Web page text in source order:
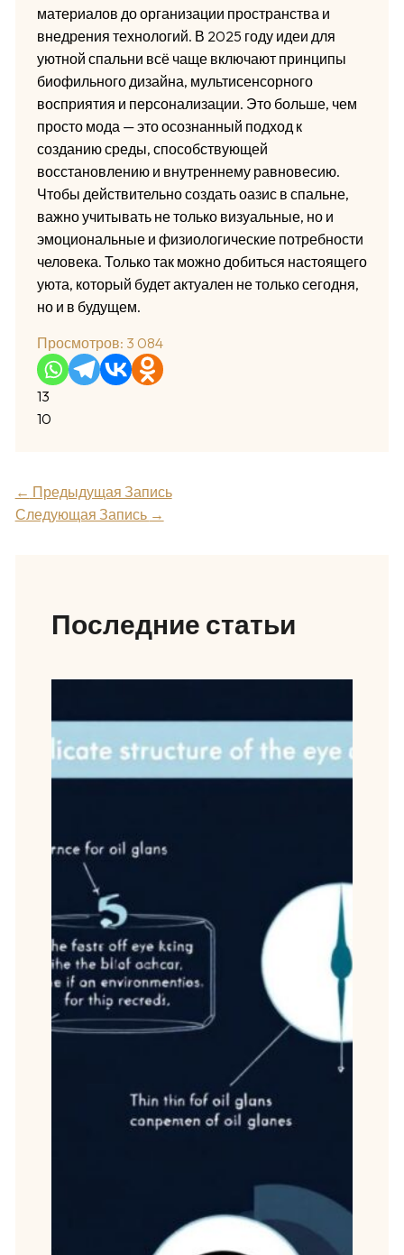
материалов до организации пространства и
внедрения технологий. В 2025 году идеи для
уютной спальни всё чаще включают принципы
биофильного дизайна, мультисенсорного
восприятия и персонализации. Это больше, чем
просто мода — это осознанный подход к
созданию среды, способствующей
восстановлению и внутреннему равновесию.
Чтобы действительно создать оазис в спальне,
важно учитывать не только визуальные, но и
эмоциональные и физиологические потребности
человека. Только так можно добиться настоящего
уюта, который будет актуален не только сегодня,
но и в будущем.
Просмотров: 3 084
13
10
← Предыдущая Запись
Следующая Запись →
Последние статьи